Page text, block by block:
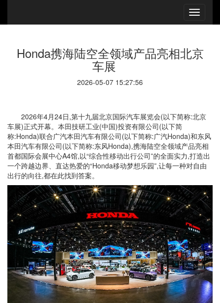
Honda携海陆空全领域产品亮相北京
车展
2026-05-07 15:27:56
2026年4月24日,第十九届北京国际汽车展览会(以下简称:北京
车展)正式开幕。本田技研工业(中国)投资有限公司(以下简
称:Honda)联合广汽本田汽车有限公司(以下简称:广汽Honda)和东风
本田汽车有限公司(以下简称:东风Honda),携海陆空全领域产品亮相
首都国际会展中心A4馆,以“综合性移动出行公司”的全面实力,打造出
一个跨越边界、直达热爱的“Honda移动梦想乐园”,让每一种对自由
出行的向往,都在此找到答案。